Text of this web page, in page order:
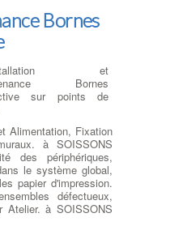
ou de processeur
l'air chaud. Les
être montés sur le
d'admission sont
les côtés. Si tous
à SOISSONS
ou est instable, vous
bien effectuer une
du PC.
de ventilateurs ou
envisagez un
Devis Réparateur Ordi
Portables
Bornes
Alimentation, Fixation
à SOISSONS
des périphériques,
le système global,
papier d'impression.
défectueux,
Atelier. à SOISSONS